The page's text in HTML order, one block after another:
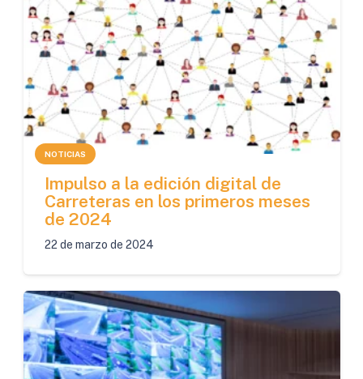
NOTICIAS
Impulso a la edición digital de
Carreteras en los primeros meses
de 2024
22 de marzo de 2024